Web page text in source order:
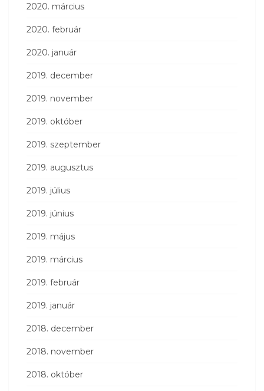
2020. március
2020. február
2020. január
2019. december
2019. november
2019. október
2019. szeptember
2019. augusztus
2019. július
2019. június
2019. május
2019. március
2019. február
2019. január
2018. december
2018. november
2018. október